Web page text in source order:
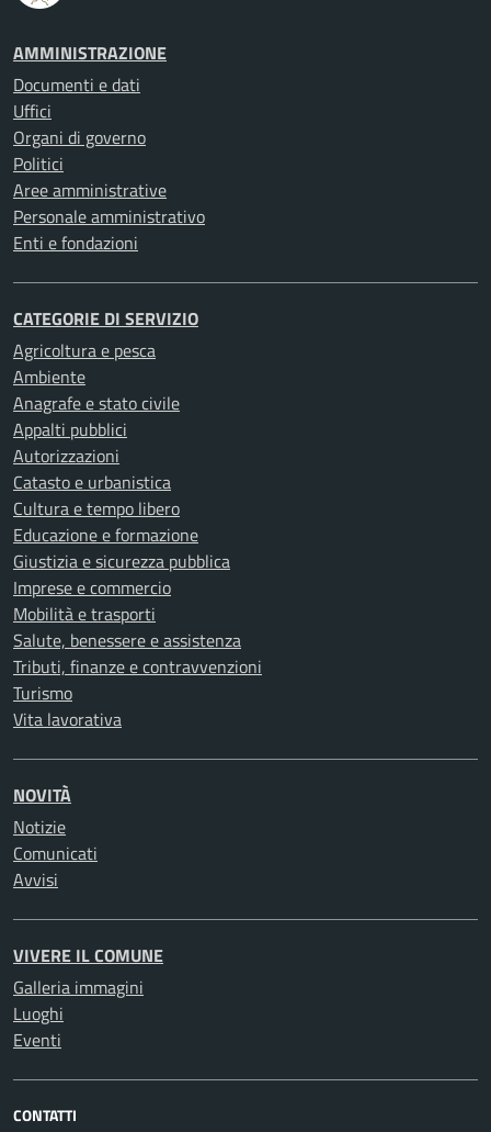
AMMINISTRAZIONE
Documenti e dati
Uffici
Organi di governo
Politici
Aree amministrative
Personale amministrativo
Enti e fondazioni
CATEGORIE DI SERVIZIO
Agricoltura e pesca
Ambiente
Anagrafe e stato civile
Appalti pubblici
Autorizzazioni
Catasto e urbanistica
Cultura e tempo libero
Educazione e formazione
Giustizia e sicurezza pubblica
Imprese e commercio
Mobilità e trasporti
Salute, benessere e assistenza
Tributi, finanze e contravvenzioni
Turismo
Vita lavorativa
NOVITÀ
Notizie
Comunicati
Avvisi
VIVERE IL COMUNE
Galleria immagini
Luoghi
Eventi
CONTATTI